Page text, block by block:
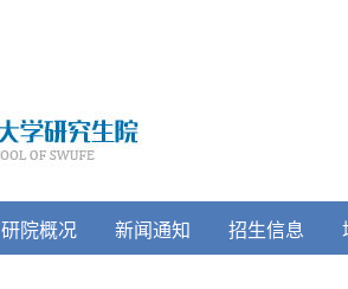
研院概况 新闻通知 招生信息